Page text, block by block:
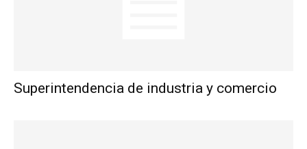
Superintendencia de industria y comercio